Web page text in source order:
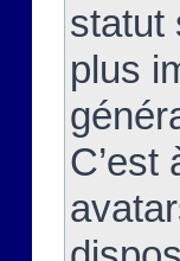
statut
plus
C’est